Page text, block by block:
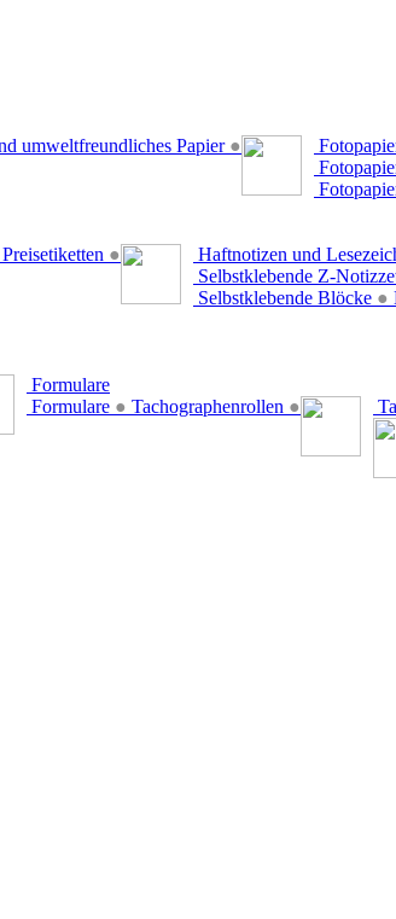
umweltfreundliches Papier ●
Preisetiketten ●
Haftnotizen und
Selbstklebende Z-
Selbstklebende Blöcke ●
Formulare
Formulare ● Tachographenrollen ●